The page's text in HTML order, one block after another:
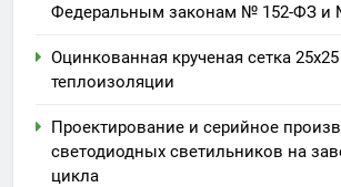
Федеральным законам № 152-ФЗ и
Оцинкованная крученая сетка
теплоизоляции
Проектирование и серийное
светодиодных светильников на
цикла